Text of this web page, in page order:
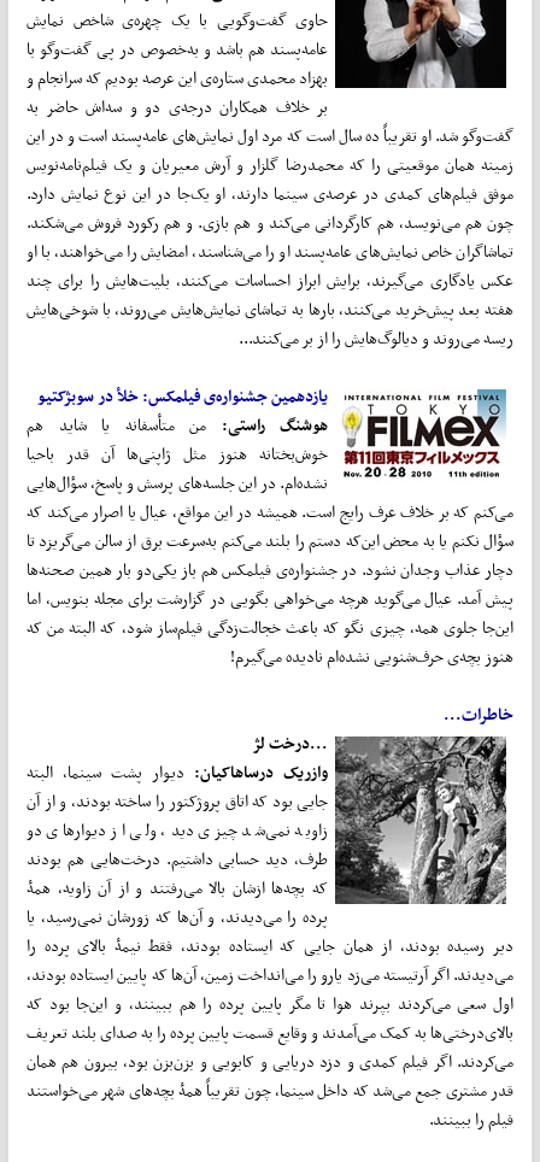
حاوی گفت‌وگویی با یک چهره‌ی شاخص نمایش
عامه‌پسند هم باشد و به‌خصوص در پی گفت‌وگو با
بهزاد محمدی ستاره‌ی این عرصه بودیم که سرانجام و
بر خلاف همکاران درجه‌ی دو و سه‌اش حاضر به
گفت‌وگو شد. او تقریباً ده سال است که مرد اول نمایش‌های عامه‌پسند است و در این
زمینه همان موقعیتی را که محمدرضا گلزار و آرش معیریان و یک فیلم‌نامه‌نویس
موفق فیلم‌های کمدی در عرصه‌ی سینما دارند، او یک‌جا در این نوع نمایش دارد.
چون هم می‌نویسد، هم کارگردانی می‌کند و هم بازی. و هم رکورد فروش می‌شکند.
تماشاگران خاص نمایش‌های عامه‌پسند او را می‌شناسند، امضایش را می‌خواهند، با او
عکس یادگاری می‌گیرند، برایش ابراز احساسات می‌کنند، بلیت‌هایش را برای چند
هفته بعد پیش‌خرید می‌کنند، بارها به تماشای نمایش‌هایش می‌روند، با شوخی‌هایش
ریسه می‌روند و دیالوگ‌هایش را از بر می‌کنند...
یازدهمین جشنواره‌ی فیلمکس: خلأ در سوبژکتیو
هوشنگ راستی:من متأسفانه یا شاید هم
خوش‌بختانه هنوز مثل ژاپنی‌ها آن‌ قدر باحیا
نشده‌ام. در این جلسه‌های پرسش و پاسخ، سؤال‌هایی
می‌‌کنم که بر خلاف عرف رایج است. همیشه در این مواقع، عیال یا اصرار می‌‌کند که
سؤال نکنم یا به محض این‌که دستم را بلند می‌‌کنم به‌‌سرعت برق از سالن می‌‌گریزد تا
دچار عذاب وجدان نشود. در جشنواره‌ی فیلمکس هم باز یکی‌دو بار همین صحنه‌ها
پیش آمد. عیال می‌‌گوید هرچه می‌‌خواهی بگویی در گزارشت برای مجله بنویس، اما
این‌جا جلوی همه، چیزی نگو که باعث خجالت‌زدگی فیلم‌ساز شود، که البته من که
هنوز بچه‌ی حرف‌شنویی نشده‌ام نادیده می‌‌گیرم!
خاطرات...
...درخت لژ
وازریک درساهاکیان:دیوار پشت سینما، البته
جایی بود که اتاق پروژکتور را ساخته بودند، و از آن
زاویه نمی‌شد چیزی دید، ولی از دیوارهای دو
طرف، دید حسابی داشتیم. درخت‌هایی هم بودند
که بچه‌ها ازشان بالا می‌رفتند و از آن زاویه، همۀ
پرده را می‌دیدند، و آن‌ها که زورشان نمی‌رسید، یا
دیر رسیده بودند، از همان جایی که ایستاده بودند، فقط نیمۀ بالای پرده را
می‌دیدند. اگر آرتیسته می‌زد یارو را می‌انداخت زمین، آن‌ها که پایین ایستاده بودند،
اول سعی می‌کردند بپرند هوا تا مگر پایین پرده را هم ببینند، و این‌جا بود که
بالای‌درختی‌ها به کمک می‌آمدند و وقایع قسمت پایین پرده را به صدای بلند تعریف
می‌کردند. اگر فیلم کمدی و دزد دریایی و کابویی و بزن‌بزن بود، بیرون هم همان
قدر مشتری جمع می‌شد که داخل سینما، چون تقریباً همۀ بچه‌های شهر می‌خواستند
فیلم را ببینند.